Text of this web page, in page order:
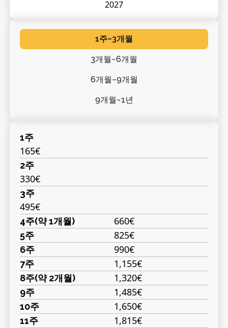
2027
1주~3개월
3개월~6개월
6개월~9개월
9개월~1년
1주
165€
2주
330€
3주
495€
4주(약 1개월) 660€
5주 825€
6주 990€
7주 1,155€
8주(약 2개월) 1,320€
9주 1,485€
10주 1,650€
11주 1,815€